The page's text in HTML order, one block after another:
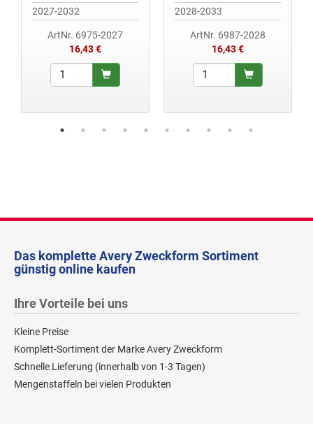
2027-2032
ArtNr. 6975-2027
16,43 €
2028-2033
ArtNr. 6987-2028
16,43 €
Das komplette Avery Zweckform Sortiment
günstig online kaufen
Ihre Vorteile bei uns
Kleine Preise
Komplett-Sortiment der Marke Avery Zweckform
Schnelle Lieferung (innerhalb von 1-3 Tagen)
Mengenstaffeln bei vielen Produkten